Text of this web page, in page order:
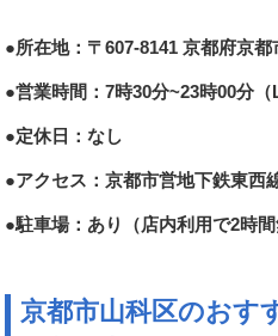
●所在地：〒607-8141 京都府京
●営業時間：7時30分~23時00分（
●定休日：なし
●アクセス：京都市営地下鉄東西
●駐車場：あり（店内利用で2時間
京都市山科区のおす